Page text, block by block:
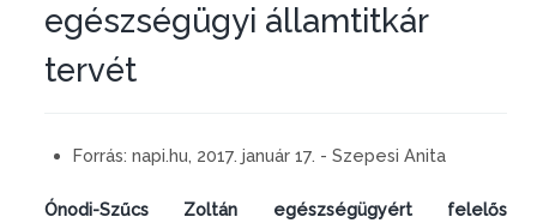
egészségügyi államtitkár
tervét
Forrás: napi.hu, 2017. január 17. - Szepesi Anita
Ónodi-Szűcs Zoltán egészségügyért felelős